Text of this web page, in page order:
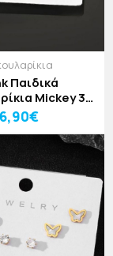
Παιδικά
Mickey 3
Ροζ Χρυσό
6,90€